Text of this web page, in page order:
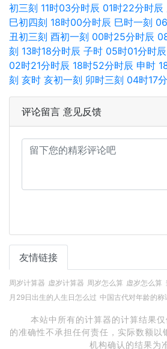
初三刻 11时03分时辰 01时22分时辰
巳初四刻 18时00分时辰 巳时一刻
丑初三刻 酉初一刻 00时25分时辰
刻 13时18分时辰 子时 05时01分时辰
02时21分时辰 18时52分时辰 申时
刻 亥时 亥初一刻 卯时三刻 04时17
评论留言 意见反馈
友情链接
周岁计算器 虚岁计算器 周岁怎么算 虚岁怎么算
月29日出生的人生日怎么过 中国古代对年龄的称
本站中所有的计算器的计算结果
的准确性不承担任何责任，实际数额
机构确认的结果为